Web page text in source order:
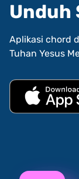
Unduh
Aplikasi chord
Tuhan Yesus